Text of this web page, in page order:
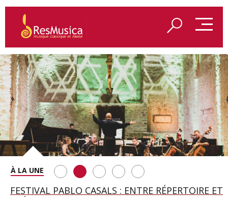
SAINT FRANÇOIS D’ASSISE À SALZBOURG, UNE
FESTIVAL PABLO CASALS : ENTRE RÉPERTOIRE ET
A BAYREUTH, LE 150E ANNIVERSAIRE DU RING
BETSY JOLAS FÊTE SON CENTIÈME
GEORGE BENJAMIN : « MES PARENTS AVAIENT